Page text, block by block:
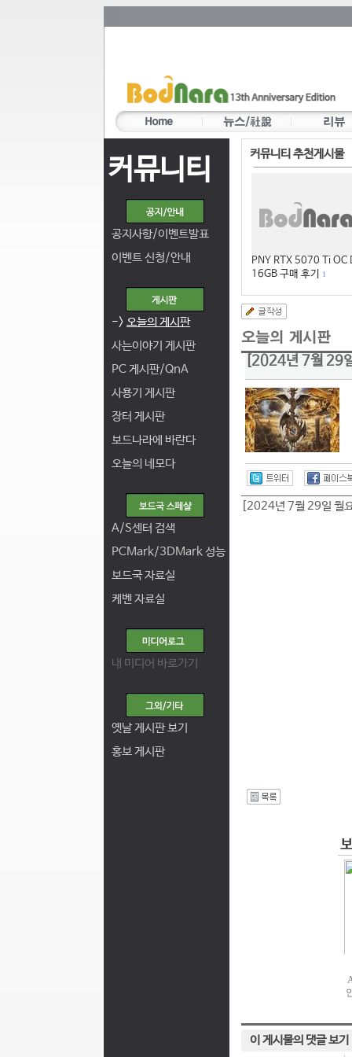
커뮤니티
공지사항/이벤트발표
이벤트 신청/안내
-> 오늘의 게시판
사는이야기 게시판
PC 게시판/QnA
사용기 게시판
장터 게시판
보드나라에 바란다
오늘의 네모다
A/S센터 검색
PCMark/3DMark 성능
보드국 자료실
케벤 자료실
내 미디어 바로가기
옛날 게시판 보기
홍보 게시판
커뮤니티 추천게시물
PNY RTX 5070 Ti OC
16GB 구매 후기
1
[2024년 7월 29
[2024년 7월 29일 월
이 게시물의 댓글 보기